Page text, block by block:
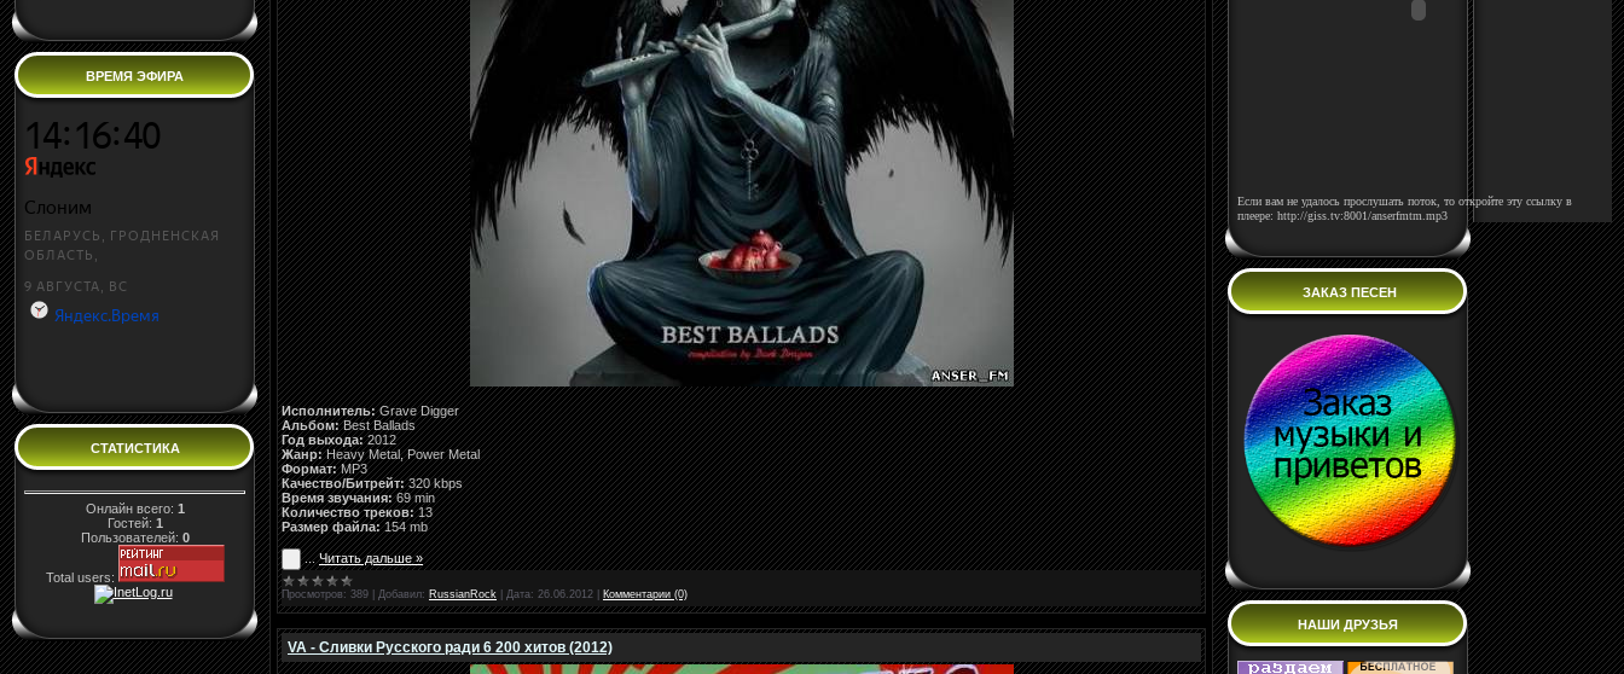
ВРЕМЯ ЭФИРА
СТАТИСТИКА
Онлайн всего: 1
Гостей: 1
Пользователей: 0
Total users:
Исполнитель:Grave Digger
Альбом:Best Ballads
Год выхода:2012
Жанр:Heavy Metal, Power Metal
Формат:MP3
Качество/Битрейт:320 kbps
Время звучания:69 min
Количество треков:13
Размер файла:154 mb
...Читать дальше »
Просмотров: 389 Добавил: RussianRock Дата: 26.06.2012 Комментарии (0)
VA - Сливки Русского ради 6 200 хитов (2012)
Если вам не удалось прослушать поток, то откройте эту ссылку в
плеере: http://giss.tv:8001/anserfmtm.mp3
ЗАКАЗ ПЕСЕН
НАШИ ДРУЗЬЯ